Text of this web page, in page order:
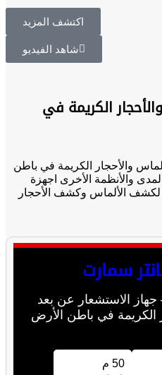
اكتشف المزيد
شاهد الفيديو
الكريمة في
والأحجار الكريمة في باطن
والأنظمة الأخرى اجهزة
ذهبي لكشف الألماس وكشف الأحجار
سمارت
جهاز الاستشعار عن بعد
الكريمة في باطن الأرض
50 م